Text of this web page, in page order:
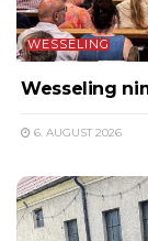
WESSELING
Wesseling
6. AUGUST 2026